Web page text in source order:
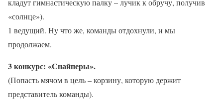
кладут гимнастическую палку – лучик к обручу, получив
«солнце»).
1 ведущий. Ну что же, команды отдохнули, и мы
продолжаем.
3 конкурс: «Снайперы».
(Попасть мячом в цель – корзину, которую держит
представитель команды).